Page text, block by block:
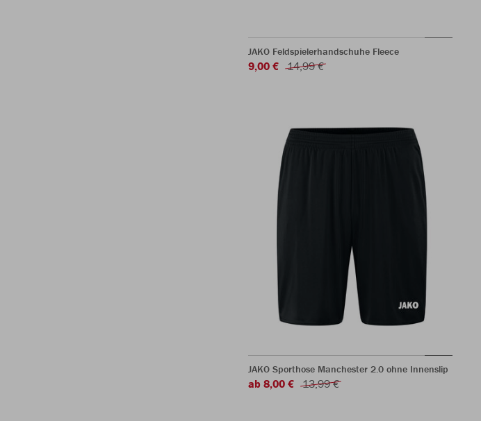
JAKO Feldspielerhandschuhe Fleece
9,00 € 14,99 €
JAKO Sporthose Manchester 2.0 ohne Innenslip
ab 8,00 € 13,99 €